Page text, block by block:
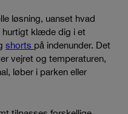
løsning, uanset hvad
hurtigt klæde dig i et
shorts på indenunder. Det
vejret og temperaturen,
løber i parken eller